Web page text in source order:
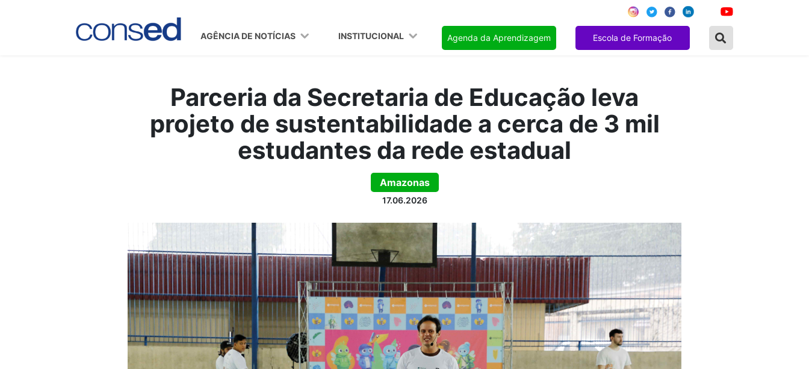
AGÊNCIA DE NOTÍCIAS INSTITUCIONAL Agenda da Aprendizagem Escola de Formação
Parceria da Secretaria de Educação leva
projeto de sustentabilidade a cerca de 3 mil
estudantes da rede estadual
Amazonas
17.06.2026